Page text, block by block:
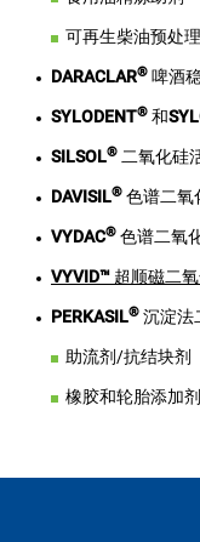
可再生柴油预处
DARACLAR® 啤酒
SYLODENT® 和
SILSOL® 二氧化硅
DAVISIL® 色谱二氧
VYDAC® 色谱二氧
VYVID™ 超顺磁二
PERKASIL® 沉淀法
助流剂/抗结块剂
橡胶和轮胎添加剂